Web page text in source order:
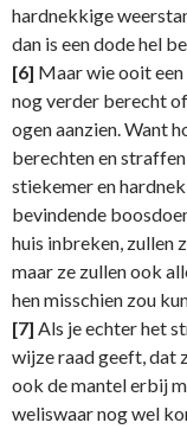
hardnekkige
dan is een dode hel
[6] Maar wie ooit
nog verder berecht
ogen aanzien. Want
berechten en
stiekemer en
bevindende
huis inbreken, zullen
maar ze zullen ook
hen misschien zou
[7] Als je echter het
wijze raad geeft, dat
ook de mantel erbij
weliswaar nog wel